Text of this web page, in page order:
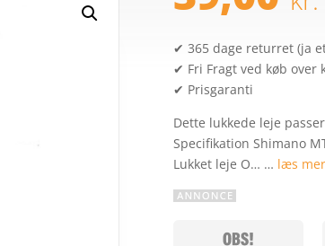
✔ 365 dage returret (ja
✔ Fri Fragt ved køb over
✔ Prisgaranti
Dette lukkede leje
Specifikation Shimano
Lukket leje O… … læs